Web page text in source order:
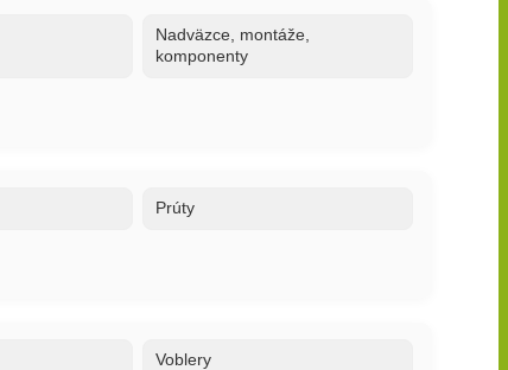
Nadväzce, montáže,
komponenty
Prúty
Voblery